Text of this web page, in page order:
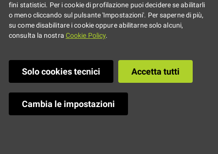
fini statistici. Per i cookie di profilazione puoi decidere se abilitarli
o meno cliccando sul pulsante 'Impostazioni'. Per saperne di più,
su come disabilitare i cookie oppure abilitarne solo alcuni,
consulta la nostra Cookie Policy.
Solo cookies tecnici Accetta tutti
Cambia le impostazioni